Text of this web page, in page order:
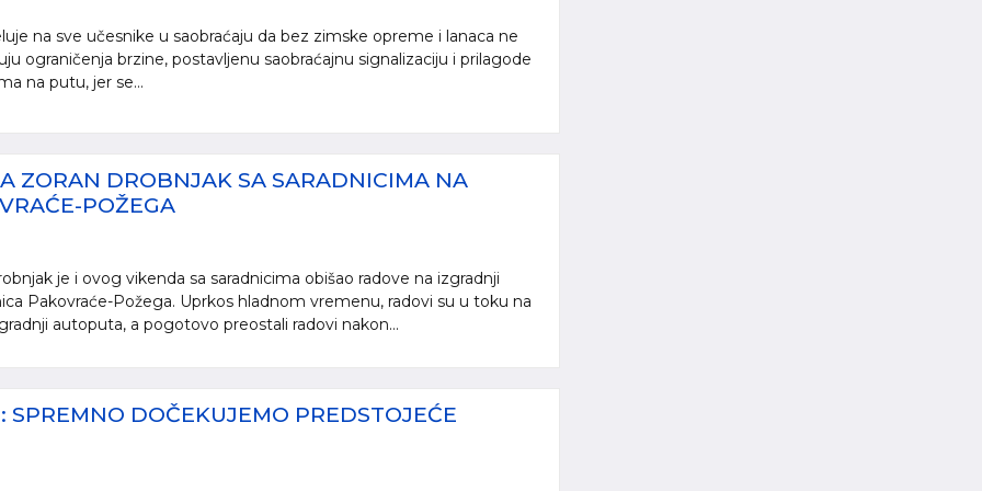
na sve učesnike u saobraćaju da bez zimske opreme i lanaca ne
ograničenja brzine, postavljenu saobraćajnu signalizaciju i prilagode
na putu, jer se...
ZORAN DROBNJAK SA SARADNICIMA NA
POŽEGA
je i ovog vikenda sa saradnicima obišao radove na izgradnji
Pakovraće-Požega. Uprkos hladnom vremenu, radovi su u toku na
autoputa, a pogotovo preostali radovi nakon...
SPREMNO DOČEKUJEMO PREDSTOJEĆE